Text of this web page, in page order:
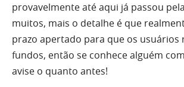
provavelmente até aqui já passou
muitos, mais o detalhe é que
prazo apertado para que os usuários
fundos, então se conhece alguém
avise o quanto antes!